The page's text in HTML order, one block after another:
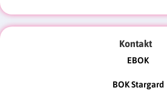
Kontakt
EBOK
BOK Stargard